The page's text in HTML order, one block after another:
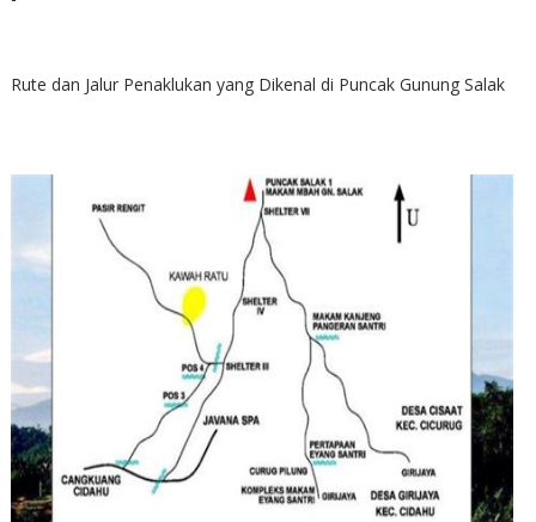
Rute dan Jalur Penaklukan yang Dikenal di Puncak Gunung Salak